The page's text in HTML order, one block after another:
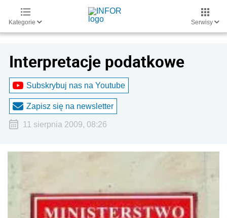
Kategorie Serwisy
Interpretacje podatkowe
Subskrybuj nas na Youtube
Zapisz się na newsletter
11 sierpnia 2009, 08:26